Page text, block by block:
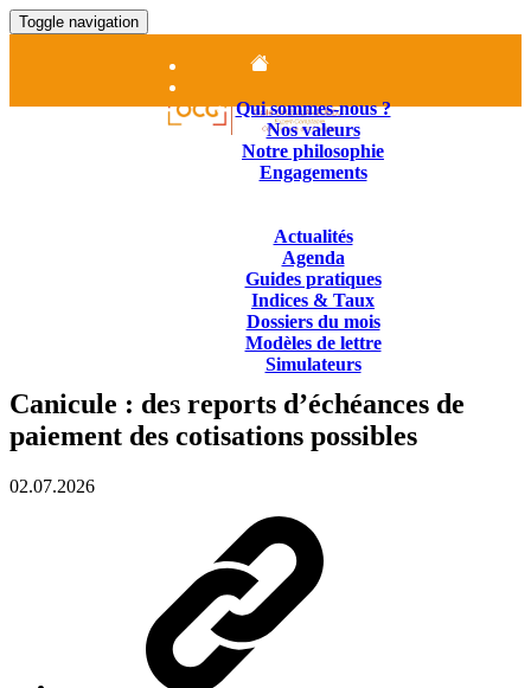
Toggle navigation
Qui sommes-nous ?
Nos valeurs
Notre philosophie
Engagements
Actualités
Agenda
Guides pratiques
Indices & Taux
Dossiers du mois
Modèles de lettre
Simulateurs
01.84.25.14.25
Canicule : des reports d’échéances de
paiement des cotisations possibles
02.07.2026